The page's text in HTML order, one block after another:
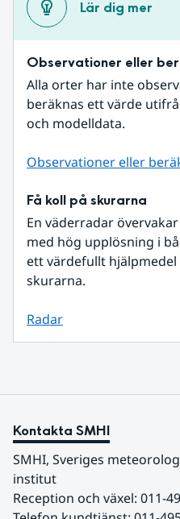
Lär dig mer
Observationer eller
Alla orter har inte
beräknas ett värde
och modelldata.
Observationer eller
Få koll på skurarna
En väderradar
med hög upplösning i
ett värdefullt
skurarna.
Radar
Kontakta SMHI
SMHI, Sveriges
institut
Reception och växel: 011-